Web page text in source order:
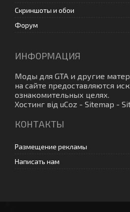
Скриншоты и обои
Форум
ИНФОРМАЦИЯ
Моды для GTA и другие
на сайте предоставляются
ознакомительных целях.
Хостинг від uCoz - Sitemap -
КОНТАКТЫ
Размещение рекламы
Написать нам